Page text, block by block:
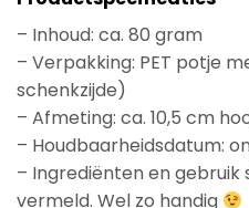
– Inhoud: ca. 80 gram
– Verpakking: PET potje
schenkzijde)
– Afmeting: ca. 10,5 cm
– Houdbaarheidsdatum:
– Ingrediënten en
vermeld. Wel zo handig